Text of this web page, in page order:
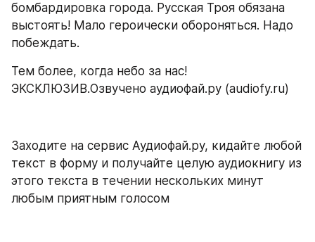
бомбардировка города. Русская Троя обязана
выстоять! Мало героически обороняться. Надо
побеждать.
Тем более, когда небо за нас!
ЭКСКЛЮЗИВ.Озвучено аудиофай.ру (audiofy.ru)
Заходите на сервис Аудиофай.ру, кидайте любой
текст в форму и получайте целую аудиокнигу из
этого текста в течении нескольких минут
любым приятным голосом